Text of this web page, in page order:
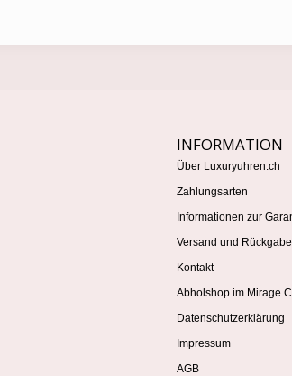
INFORMATION
Über Luxuryuhren.ch
Zahlungsarten
Informationen zur
Versand und
Kontakt
Abholshop im Mirage
Datenschutzerklärung
Impressum
AGB